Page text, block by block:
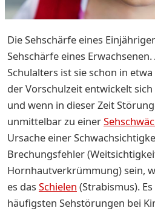
Die Sehschärfe eines
Sehschärfe eines
Schulalters ist sie schon in
der Vorschulzeit entwickelt sich
und wenn in dieser Zeit
unmittelbar zu einer
Ursache einer
Brechungsfehler
Hornhautverkrümmung) sein,
es das Schielen (Strabismus).
häufigsten Sehstörungen bei